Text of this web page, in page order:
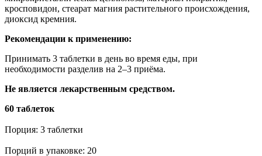
кросповидон, стеарат магния растительного происхождения,
диоксид кремния.
Рекомендации к применению:
Принимать 3 таблетки в день во время еды, при
необходимости разделив на 2–3 приёма.
Не является лекарственным средством.
60 таблеток
Порция: 3 таблетки
Порций в упаковке: 20